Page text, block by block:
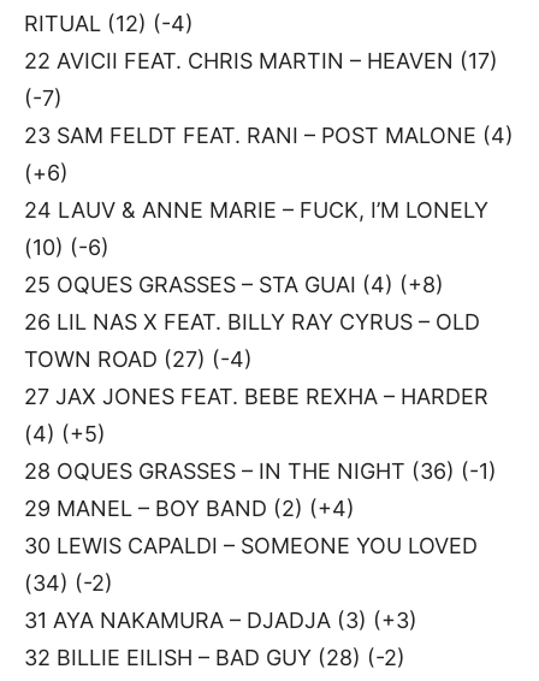
RITUAL (12) (-4)
22 AVICII FEAT. CHRIS MARTIN – HEAVEN (17)
(-7)
23 SAM FELDT FEAT. RANI – POST MALONE (4)
(+6)
24 LAUV & ANNE MARIE – FUCK, I’M LONELY
(10) (-6)
25 OQUES GRASSES – STA GUAI (4) (+8)
26 LIL NAS X FEAT. BILLY RAY CYRUS – OLD
TOWN ROAD (27) (-4)
27 JAX JONES FEAT. BEBE REXHA – HARDER
(4) (+5)
28 OQUES GRASSES – IN THE NIGHT (36) (-1)
29 MANEL – BOY BAND (2) (+4)
30 LEWIS CAPALDI – SOMEONE YOU LOVED
(34) (-2)
31 AYA NAKAMURA – DJADJA (3) (+3)
32 BILLIE EILISH – BAD GUY (28) (-2)